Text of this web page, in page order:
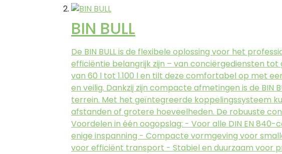
BIN BULL
De BIN BULL is de flexibele oplossing voor het
efficiëntie belangrijk zijn – van conciërgediensten
van 60 l tot 1.100 l en tilt deze comfortabel op met
en veilig. Dankzij zijn compacte afmetingen is de
terrein. Met het geïntegreerde koppelingssysteem
afstanden of grotere hoeveelheden. De robuuste
Voordelen in één oogopslag: - Voor alle DIN EN
enige inspanning - Compacte vormgeving voor
voor efficiënt transport - Stabiel en duurzaam voor